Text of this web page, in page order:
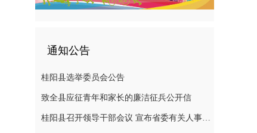
通知公告
桂阳县选举委员会公告
致全县应征青年和家长的廉洁征兵公开信
桂阳县召开领导干部会议 宣布省委有关人事安排决定